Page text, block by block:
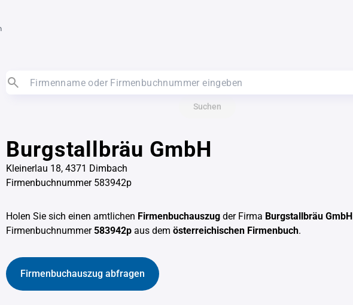
Suchen
Burgstallbräu GmbH
Kleinerlau 18, 4371 Dimbach
Firmenbuchnummer 583942p
Holen Sie sich einen amtlichen Firmenbuchauszug der Firma Burgstallbräu GmbH
Firmenbuchnummer583942p aus dem österreichischen Firmenbuch.
Firmenbuchauszug abfragen